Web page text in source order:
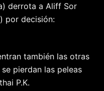
derrota a Aliff Sor
por decisión:
también las otras
pierdan las peleas
P.K.